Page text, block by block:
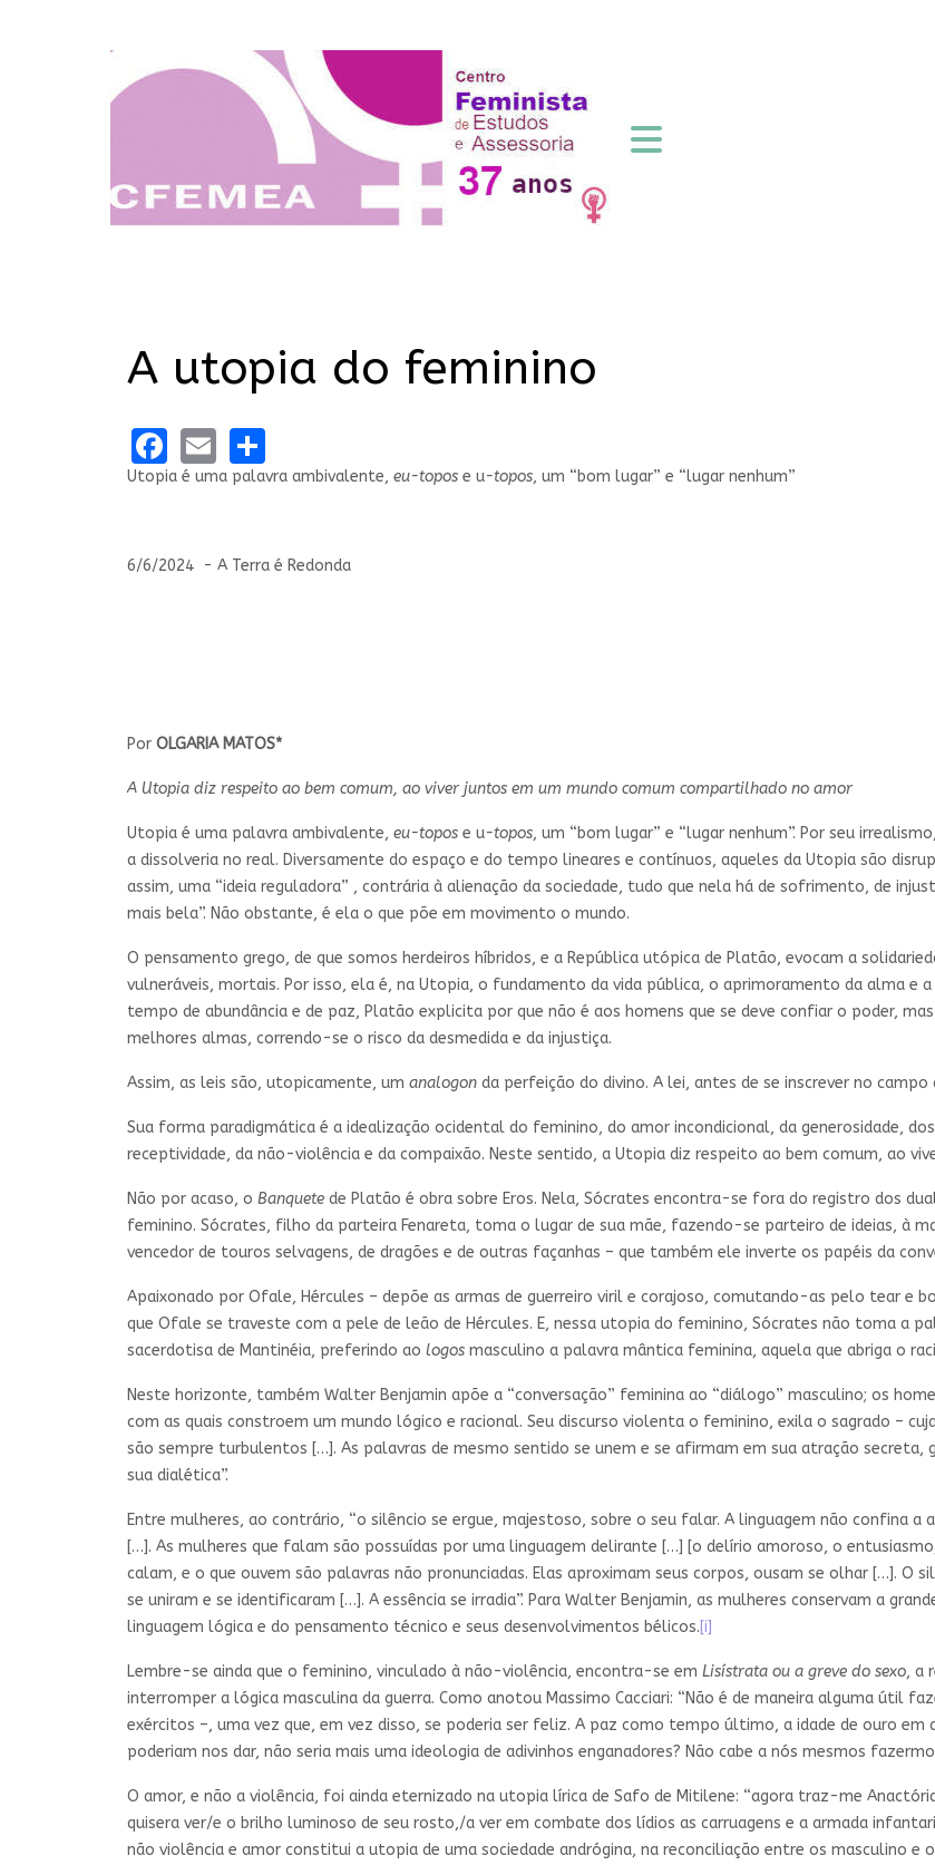
A utopia do feminino
Facebook
Email
Utopia é uma palavra ambivalente, eu-topos e u-topos, um “bom lugar” e “lugar nenhum”
6/6/2024 - A Terra é Redonda
Por OLGARIA MATOS*
A Utopia diz respeito ao bem comum, ao viver juntos em um mundo comum compartilhado no amor
Utopia é uma palavra ambivalente, eu-topos e u-topos, um “bom lugar” e “lugar nenhum”. Por seu
a dissolveria no real. Diversamente do espaço e do tempo lineares e contínuos, aqueles da Utopia são
assim, uma “ideia reguladora” , contrária à alienação da sociedade, tudo que nela há de sofrimento, de
mais bela”. Não obstante, é ela o que põe em movimento o mundo.
O pensamento grego, de que somos herdeiros híbridos, e a República utópica de Platão, evocam a
vulneráveis, mortais. Por isso, ela é, na Utopia, o fundamento da vida pública, o aprimoramento da alma e
tempo de abundância e de paz, Platão explicita por que não é aos homens que se deve confiar o poder,
melhores almas, correndo-se o risco da desmedida e da injustiça.
Assim, as leis são, utopicamente, um analogon da perfeição do divino. A lei, antes de se inscrever no
Sua forma paradigmática é a idealização ocidental do feminino, do amor incondicional, da generosidade,
receptividade, da não-violência e da compaixão. Neste sentido, a Utopia diz respeito ao bem comum, ao
Não por acaso, o Banquete de Platão é obra sobre Eros. Nela, Sócrates encontra-se fora do registro dos
feminino. Sócrates, filho da parteira Fenareta, toma o lugar de sua mãe, fazendo-se parteiro de ideias, à
vencedor de touros selvagens, de dragões e de outras façanhas – que também ele inverte os papéis da
Apaixonado por Ofale, Hércules – depõe as armas de guerreiro viril e corajoso, comutando-as pelo tear e
que Ofale se traveste com a pele de leão de Hércules. E, nessa utopia do feminino, Sócrates não toma a
sacerdotisa de Mantinéia, preferindo ao logos masculino a palavra mântica feminina, aquela que abriga o
Neste horizonte, também Walter Benjamin apõe a “conversação” feminina ao “diálogo” masculino; os
com as quais constroem um mundo lógico e racional. Seu discurso violenta o feminino, exila o sagrado –
são sempre turbulentos […]. As palavras de mesmo sentido se unem e se afirmam em sua atração secreta,
sua dialética”.
Entre mulheres, ao contrário, “o silêncio se ergue, majestoso, sobre o seu falar. A linguagem não confina
[…]. As mulheres que falam são possuídas por uma linguagem delirante […] [o delírio amoroso, o
calam, e o que ouvem são palavras não pronunciadas. Elas aproximam seus corpos, ousam se olhar […]. O
se uniram e se identificaram […]. A essência se irradia”. Para Walter Benjamin, as mulheres conservam a
linguagem lógica e do pensamento técnico e seus desenvolvimentos bélicos.[i]
Lembre-se ainda que o feminino, vinculado à não-violência, encontra-se em Lisístrata ou a greve do sexo, a
interromper a lógica masculina da guerra. Como anotou Massimo Cacciari: “Não é de maneira alguma útil
exércitos –, uma vez que, em vez disso, se poderia ser feliz. A paz como tempo último, a idade de ouro em
poderiam nos dar, não seria mais uma ideologia de adivinhos enganadores? Não cabe a nós mesmos
O amor, e não a violência, foi ainda eternizado na utopia lírica de Safo de Mitilene: “agora traz-me
quisera ver/e o brilho luminoso de seu rosto,/a ver em combate dos lídios as carruagens e a armada
não violência e amor constitui a utopia de uma sociedade andrógina, na reconciliação entre os masculino